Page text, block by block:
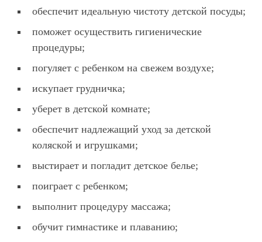
обеспечит идеальную чистоту детской посуды;
поможет осуществить гигиенические
процедуры;
погуляет с ребенком на свежем воздухе;
искупает грудничка;
уберет в детской комнате;
обеспечит надлежащий уход за детской
коляской и игрушками;
выстирает и погладит детское белье;
поиграет с ребенком;
выполнит процедуру массажа;
обучит гимнастике и плаванию;